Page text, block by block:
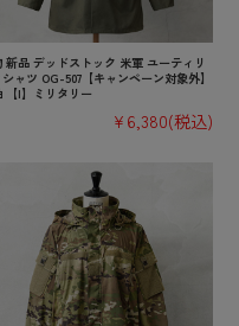
新品 デッドストック 米軍 ユーティリ
ャツ OG-507【キャンペーン対象外】
【I】ミリタリー
¥6,380(税込)